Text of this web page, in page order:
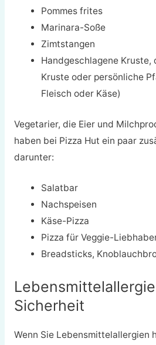
Pommes frites
Marinara-Soße
Zimtstangen
Handgeschlagene Kruste,
Kruste oder persönliche
Fleisch oder Käse)
Vegetarier, die Eier und
haben bei Pizza Hut ein paar
darunter:
Salatbar
Nachspeisen
Käse-Pizza
Pizza für Veggie-
Breadsticks,
Sicherheit
Wenn Sie Lebensmittelallergien